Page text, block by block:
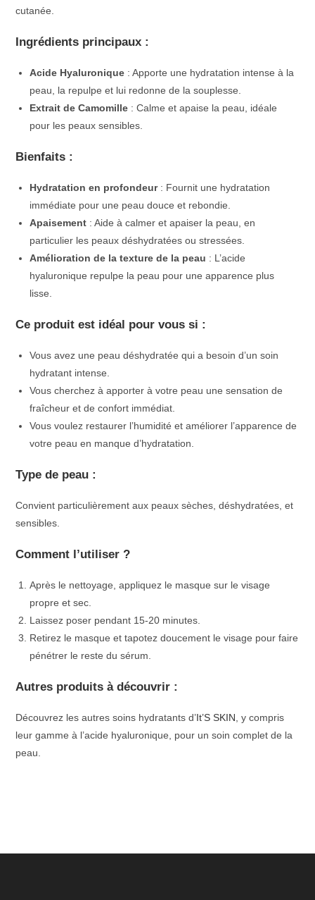
cutanée.
Ingrédients principaux :
Acide Hyaluronique : Apporte une hydratation intense à la
peau, la repulpe et lui redonne de la souplesse.
Extrait de Camomille : Calme et apaise la peau, idéale
pour les peaux sensibles.
Bienfaits :
Hydratation en profondeur: Fournit une hydratation
immédiate pour une peau douce et rebondie.
Apaisement : Aide à calmer et apaiser la peau, en
particulier les peaux déshydratées ou stressées.
Amélioration de la texture de la peau : L’acide
hyaluronique repulpe la peau pour une apparence plus
lisse.
Ce produit est idéal pour vous si :
Vous avez une peau déshydratée qui a besoin d’un soin
hydratant intense.
Vous cherchez à apporter à votre peau une sensation de
fraîcheur et de confort immédiat.
Vous voulez restaurer l’humidité et améliorer l’apparence de
votre peau en manque d’hydratation.
Type de peau :
Convient particulièrement aux peaux sèches, déshydratées, et
sensibles.
Comment l’utiliser ?
Après le nettoyage, appliquez le masque sur le visage
propre et sec.
Laissez poser pendant 15-20 minutes.
Retirez le masque et tapotez doucement le visage pour faire
pénétrer le reste du sérum.
Autres produits à découvrir :
Découvrez les autres soins hydratants d’It’S SKIN , y compris
leur gamme à l’acide hyaluronique, pour un soin complet de la
peau.